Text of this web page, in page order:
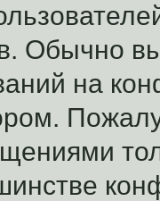
Обычно
на